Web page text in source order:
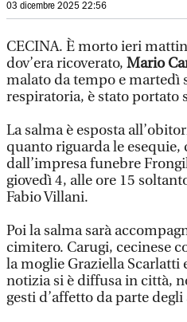
03 dicembre 2025 22:56
CECINA. È morto ieri
dov’era ricoverato, Mario
malato da tempo e martedì
respiratoria, è stato portato
La salma è esposta
quanto riguarda le esequie,
dall’impresa funebre
giovedì 4, alle ore 15
Fabio Villani.
Poi la salma sarà
cimitero. Carugi, cecinese
la moglie Graziella Scarlatti
notizia si è diffusa in città,
gesti d’affetto da parte